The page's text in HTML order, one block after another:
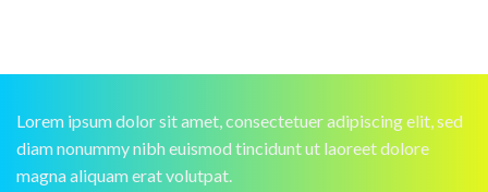
Lorem ipsum dolor sit amet, consectetuer adipiscing elit, sed
diam nonummy nibh euismod tincidunt ut laoreet dolore
magna aliquam erat volutpat.